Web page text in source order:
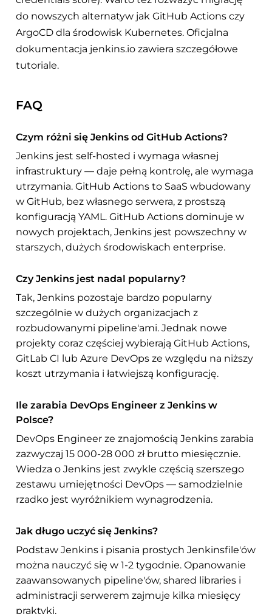
do nowszych alternatyw jak GitHub Actions czy
ArgoCD dla środowisk Kubernetes. Oficjalna
dokumentacja jenkins.io zawiera szczegółowe
tutoriale.
FAQ
Czym różni się Jenkins od GitHub Actions?
Jenkins jest self-hosted i wymaga własnej
infrastruktury — daje pełną kontrolę, ale wymaga
utrzymania. GitHub Actions to SaaS wbudowany
w GitHub, bez własnego serwera, z prostszą
konfiguracją YAML. GitHub Actions dominuje w
nowych projektach, Jenkins jest powszechny w
starszych, dużych środowiskach enterprise.
Czy Jenkins jest nadal popularny?
Tak, Jenkins pozostaje bardzo popularny
szczególnie w dużych organizacjach z
rozbudowanymi pipeline'ami. Jednak nowe
projekty coraz częściej wybierają GitHub Actions,
GitLab CI lub Azure DevOps ze względu na niższy
koszt utrzymania i łatwiejszą konfigurację.
Ile zarabia DevOps Engineer z Jenkins w
Polsce?
DevOps Engineer ze znajomością Jenkins zarabia
zazwyczaj 15 000-28 000 zł brutto miesięcznie.
Wiedza o Jenkins jest zwykle częścią szerszego
zestawu umiejętności DevOps — samodzielnie
rzadko jest wyróżnikiem wynagrodzenia.
Jak długo uczyć się Jenkins?
Podstaw Jenkins i pisania prostych Jenkinsfile'ów
można nauczyć się w 1-2 tygodnie. Opanowanie
zaawansowanych pipeline'ów, shared libraries i
administracji serwerem zajmuje kilka miesięcy
praktyki.